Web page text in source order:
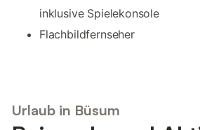
inklusive Spielekonsole
Flachbildfernseher
Urlaub in Büsum